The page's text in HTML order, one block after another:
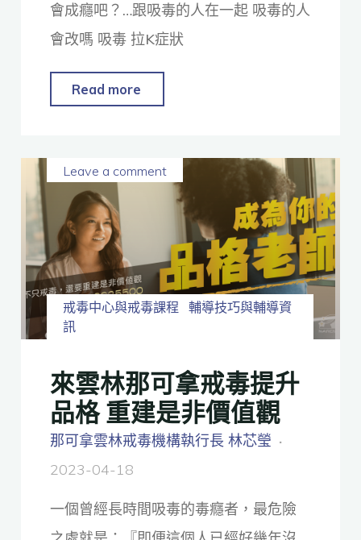
會成癮吧？…跟吸毒的人在一起 吸毒的人
會改嗎 吸毒 拉K症狀
Read more
戒毒中心與戒毒課程
輔導技巧與輔導資
訊
Leave a comment
來雲林那可拿戒毒提升
品格 重建是非價值觀
那可拿雲林戒毒機構執行長 林芯瑩
2023-04-18
一個曾經長時間吸毒的毒癮者，最危險